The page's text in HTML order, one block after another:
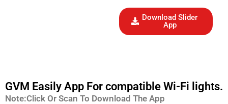
Download Slider
App
GVM Easily App For compatible Wi-Fi lights.
Note:Click Or Scan To Download The App